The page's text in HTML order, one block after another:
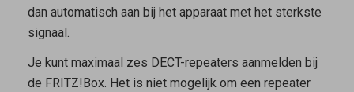
dan automatisch aan bij het apparaat met het sterkste
signaal.
Je kunt maximaal zes DECT-repeaters aanmelden bij
de FRITZ!Box. Het is niet mogelijk om een repeater